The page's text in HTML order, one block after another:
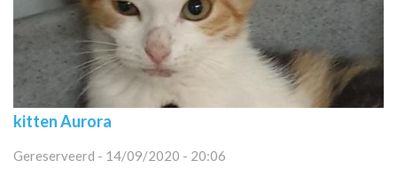
kitten Aurora
Gereserveerd - 14/09/2020 - 20:06